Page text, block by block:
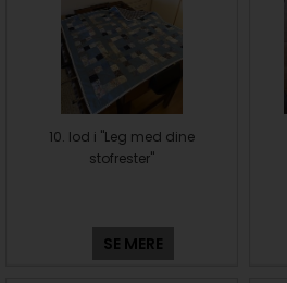
10. lod i "Leg med dine
stofrester"
SE MERE